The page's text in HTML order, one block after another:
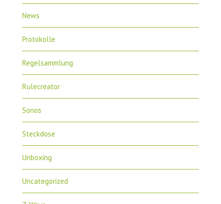
News
Protokolle
Regelsammlung
Rulecreator
Sonos
Steckdose
Unboxing
Uncategorized